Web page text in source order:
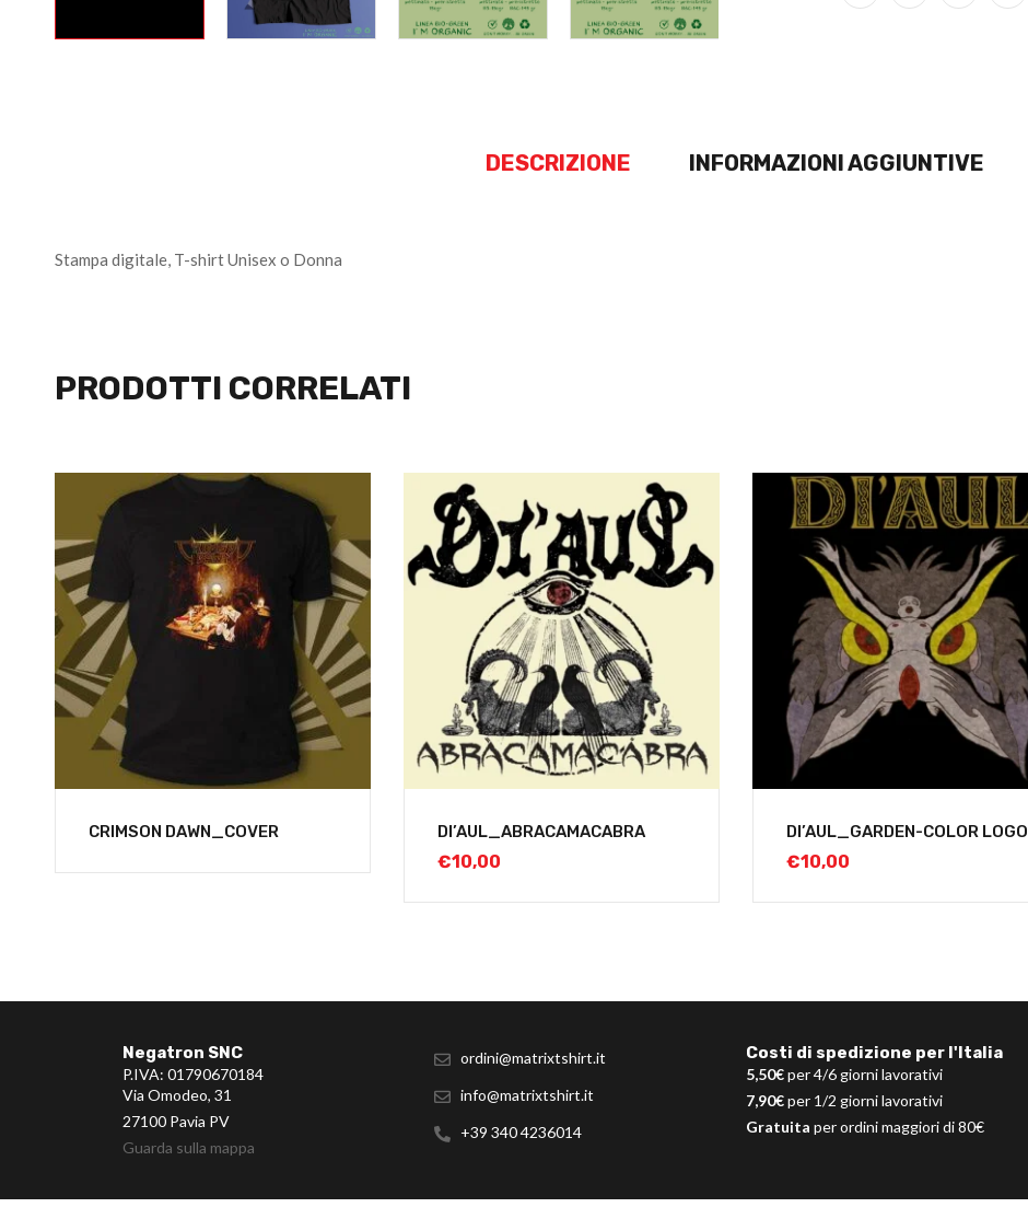
DESCRIZIONE INFORMAZIONI AGGIUNTIVE
Stampa digitale, T-shirt Unisex o Donna
PRODOTTI CORRELATI
CRIMSON DAWN_COVER DI’AUL_ABRACAMACABRA
€10,00
DI’AUL_GARDEN-COLOR LOGO
€10,00
Negatron SNC
P.IVA: 01790670184
Via Omodeo, 31
27100 Pavia PV
Guarda sulla mappa
ordini@matrixtshirt.it
info@matrixtshirt.it
+39 340 4236014
Costi di spedizione per l'Italia
5,50€per 4/6 giorni lavorativi
7,90€per 1/2 giorni lavorativi
Gratuita per ordini maggiori di 80€